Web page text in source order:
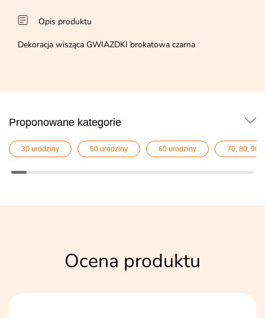
Opis produktu
Dekoracja wisząca GWIAZDKI brokatowa czarna
Proponowane kategorie
30 urodziny 50 urodziny 60 urodziny 70, 80, 90,
Ocena produktu